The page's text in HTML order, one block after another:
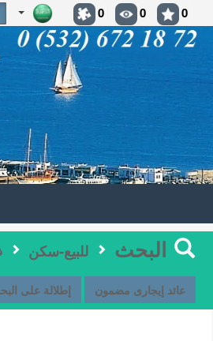
0
0
0
البحث للبيع-سكن
عائد إيجارى مضمون إطلالة على